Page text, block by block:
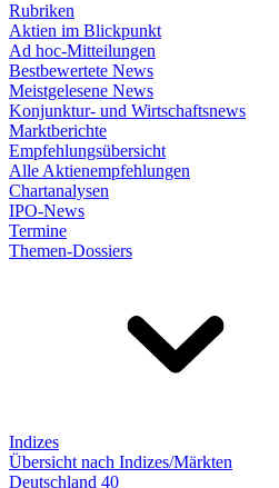
Rubriken
Aktien im Blickpunkt
Ad hoc-Mitteilungen
Bestbewertete News
Meistgelesene News
Konjunktur- und Wirtschaftsnews
Marktberichte
Empfehlungsübersicht
Alle Aktienempfehlungen
Chartanalysen
IPO-News
Termine
Themen-Dossiers
Indizes
Übersicht nach Indizes/Märkten
Deutschland 40